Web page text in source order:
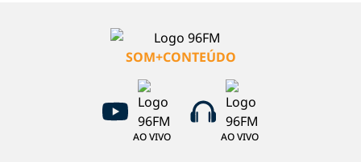
SOM+CONTEÚDO
AO VIVO AO VIVO